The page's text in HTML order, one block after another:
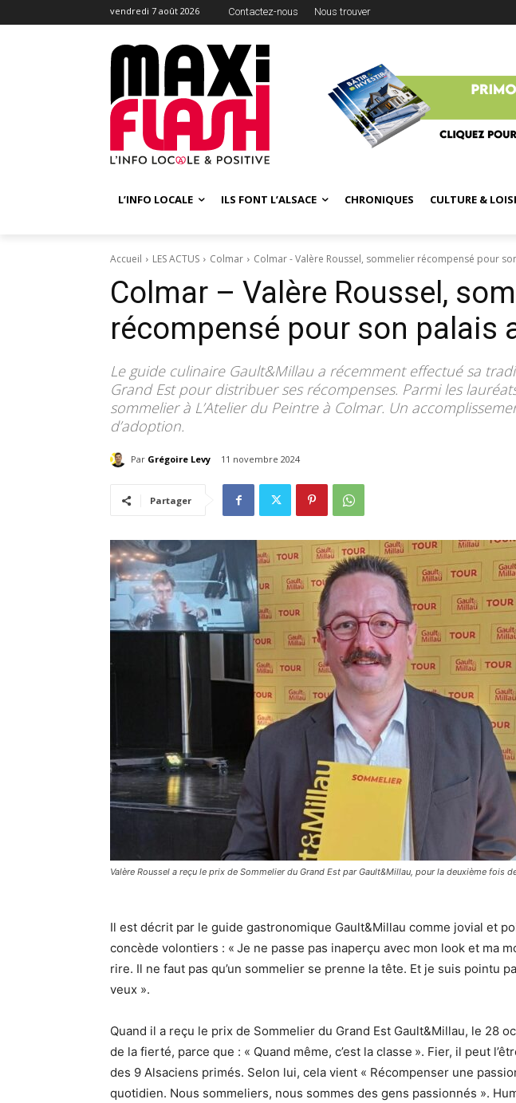
vendredi 7 août 2026 Contactez-nous Nous trouver
L’INFO LOCALE ILS FONT L’ALSACE CHRONIQUES CULTURE &
Accueil LES ACTUS Colmar Colmar - Valère Roussel, sommelier récompensé pour
Colmar – Valère Roussel,
récompensé pour son palais
Le guide culinaire Gault&Millau a récemment effectué sa
Grand Est pour distribuer ses récompenses. Parmi les
sommelier à L’Atelier du Peintre à Colmar. Un
d’adoption.
Par Grégoire Levy 11 novembre 2024
Partager
Valère Roussel a reçu le prix de Sommelier du Grand Est par Gault&Millau, pour la deuxième fois
Il est décrit par le guide gastronomique Gault&Millau comme jovial et
concède volontiers : « Je ne passe pas inaperçu avec mon look et ma
rire. Il ne faut pas qu’un sommelier se prenne la tête. Et je suis pointu
veux ».
Quand il a reçu le prix de Sommelier du Grand Est Gault&Millau, le 28
de la fierté, parce que : « Quand même, c’est la classe ». Fier, il peut
des 9 Alsaciens primés. Selon lui, cela vient « Récompenser une
quotidien. Nous sommeliers, nous sommes des gens passionnés ».